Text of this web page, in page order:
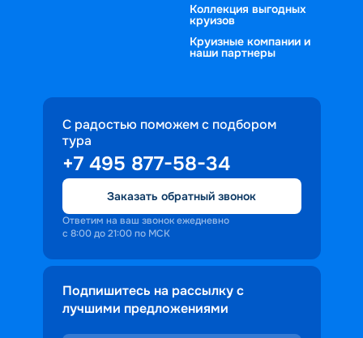
Коллекция выгодных
круизов
Круизные компании и
наши партнеры
С радостью поможем с подбором
тура
+7 495 877-58-34
Заказать обратный звонок
Ответим на ваш звонок ежедневно
с 8:00 до 21:00 по МСК
Подпишитесь на рассылку с
лучшими предложениями